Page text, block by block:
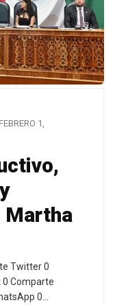
1,
Martha
Twitter 0
0 Comparte
0…